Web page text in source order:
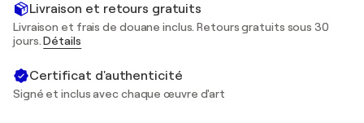
Livraison et retours gratuits
Livraison et frais de douane inclus. Retours gratuits sous 30
jours.Détails
Certificat d'authenticité
Signé et inclus avec chaque œuvre d'art